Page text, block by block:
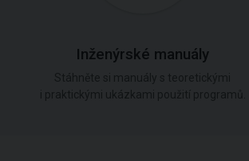
Inženýrské manuály